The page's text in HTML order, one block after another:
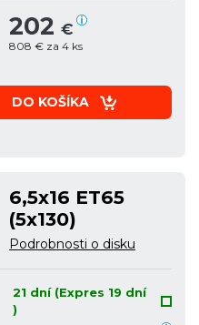
202 €
808 € za 4 ks
DO KOŠÍKA
6,5x16 ET65
(5x130)
Podrobnosti o disku
21 dní (Expres 19 dní
)